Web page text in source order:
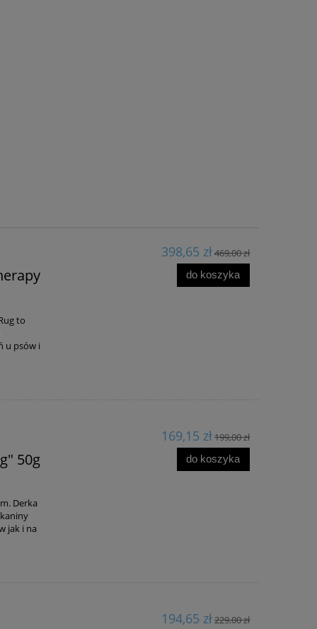
to
u psów i
398,65 zł469,00 zł
do koszyka
50g
Derka
jak i na
169,15 zł199,00 zł
do koszyka
194,65 zł229,00 zł